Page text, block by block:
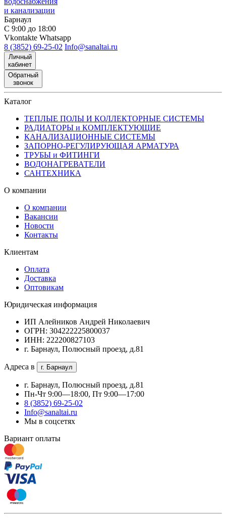
и канализации
Барнаул
С 9:00 до 18:00
Vkontakte Whatsapp
8 (3852) 69-25-02 Info@sanaltai.ru
Личный
кабинет
Обратный
звонок
Каталог
ТЕПЛЫЕ ПОЛЫ И КОЛЛЕКТОРНЫЕ СИСТЕМЫ
РАДИАТОРЫ и КОМПЛЕКТУЮЩИЕ
КАНАЛИЗАЦИОННЫЕ СИСТЕМЫ
ЗАПОРНО-РЕГУЛИРУЮЩАЯ АРМАТУРА
ТРУБЫ и ФИТИНГИ
ВОДОНАГРЕВАТЕЛИ
САНТЕХНИКА
О компании
О компании
Вакансии
Новости
Контакты
Клиентам
Оплата
Доставка
Оптовикам
Юридическая информация
ИП Алейников Андрей Николаевич
ОГРН: 304222225800037
ИНН: 222200827103
г. Барнаул, Полюсный проезд, д.81
Адреса в г. Барнаул
г. Барнаул, Полюсный проезд, д.81
Пн-Чт 9:00—18:00, Пт 9:00—17:00
8 (3852) 69-25-02
Info@sanaltai.ru
Мы в соцсетях
Вариант оплаты